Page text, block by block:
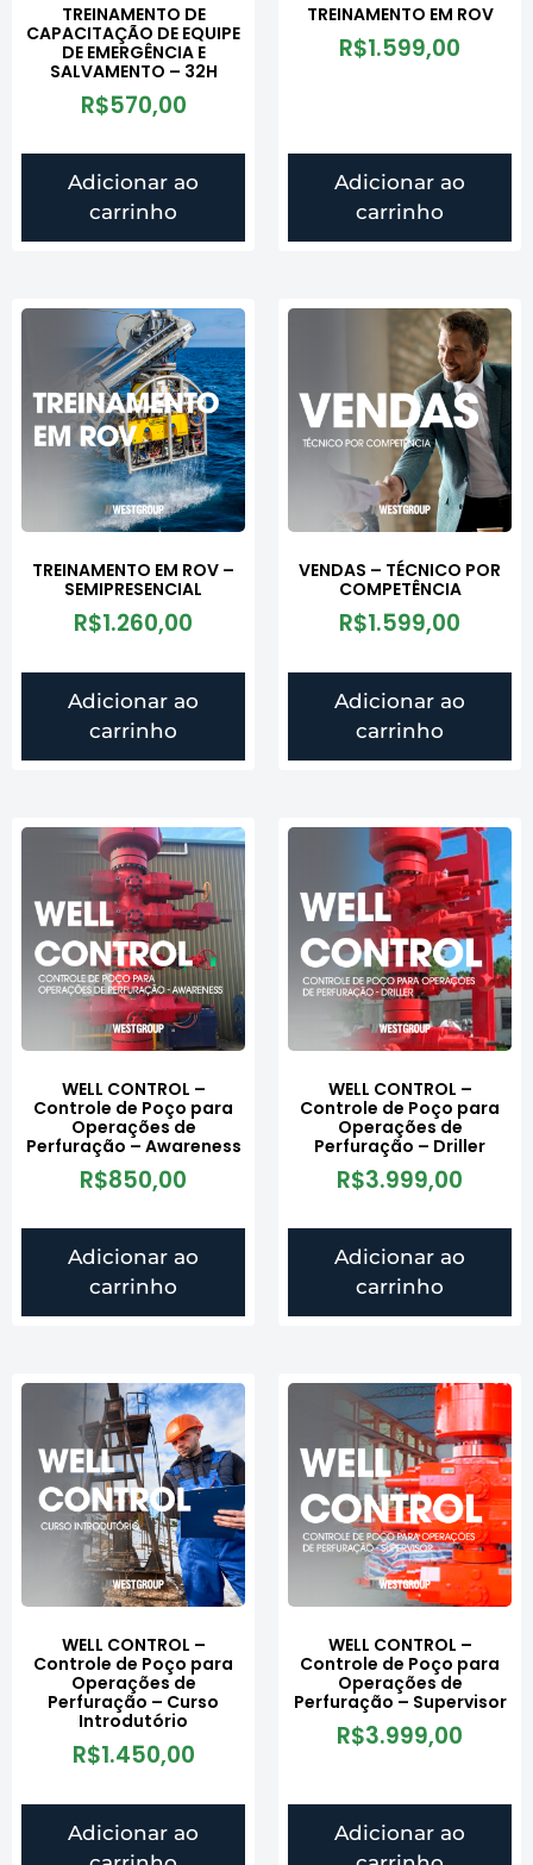
TREINAMENTO DE
CAPACITAÇÃO DE EQUIPE
DE EMERGÊNCIA E
SALVAMENTO – 32H
R$570,00
Adicionar ao
carrinho
TREINAMENTO EM ROV
R$1.599,00
Adicionar ao
carrinho
TREINAMENTO EM ROV –
SEMIPRESENCIAL
R$1.260,00
Adicionar ao
carrinho
VENDAS – TÉCNICO POR
COMPETÊNCIA
R$1.599,00
Adicionar ao
carrinho
WELL CONTROL –
Controle de Poço para
Operações de
Perfuração – Awareness
R$850,00
Adicionar ao
carrinho
WELL CONTROL –
Controle de Poço para
Operações de
Perfuração – Driller
R$3.999,00
Adicionar ao
carrinho
WELL CONTROL –
Controle de Poço para
Operações de
Perfuração – Curso
Introdutório
R$1.450,00
Adicionar ao
WELL CONTROL –
Controle de Poço para
Operações de
Perfuração – Supervisor
R$3.999,00
Adicionar ao